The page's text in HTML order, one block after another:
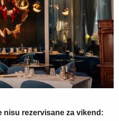
nisu rezervisane za vikend: